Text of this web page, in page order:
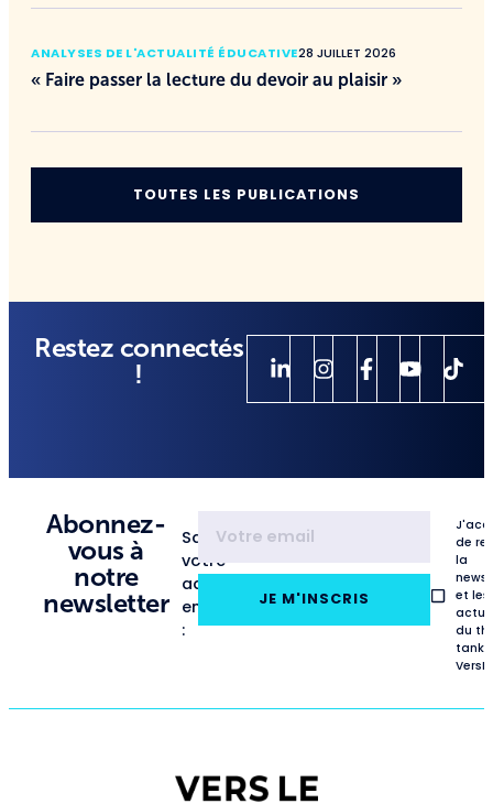
ANALYSES DE L'ACTUALITÉ ÉDUCATIVE28 JUILLET 2026
« Faire passer la lecture du devoir au plaisir »
TOUTES LES PUBLICATIONS
Restez connectés
!
Abonnez-
vous à
notre
newsletter
Saisissez
votre
adresse
email
:
JE M'INSCRIS
de
la
et les
du
tank